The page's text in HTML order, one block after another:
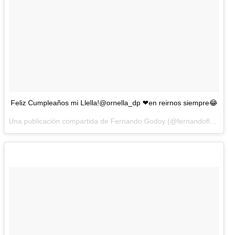
Feliz Cumpleaños mi Llella!@ornella_dp ❤en reirnos siempre😂